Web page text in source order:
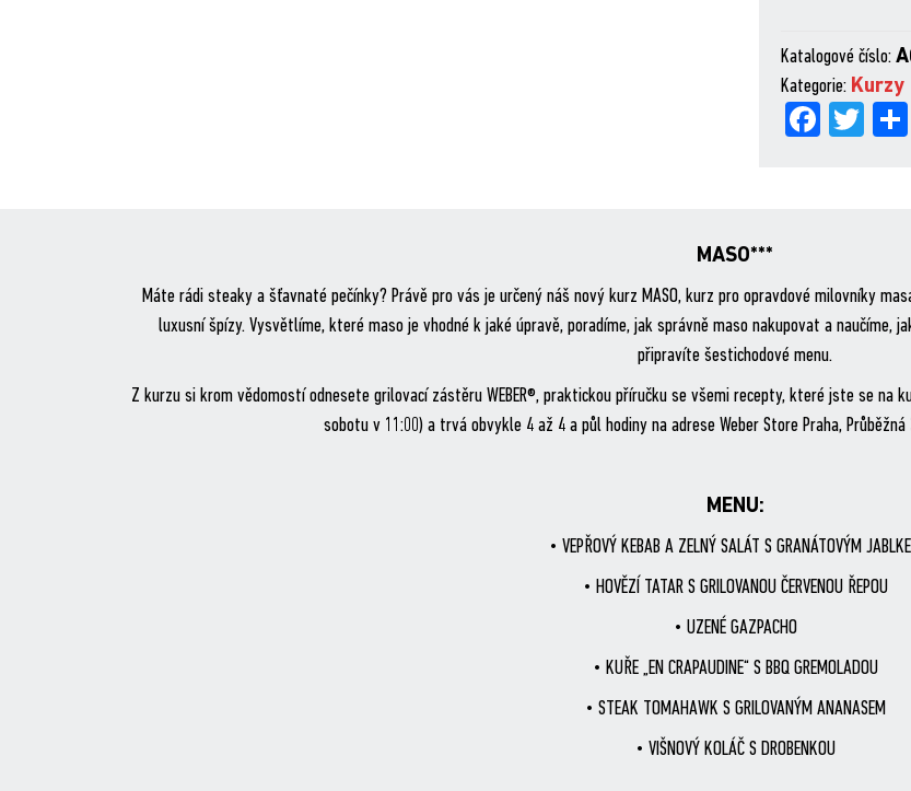
hodnocení
zákazníků
Katalogové číslo:
Kategorie: Kurzy
Fa
Tw
MASO***
Máte rádi steaky a šťavnaté pečínky? Právě pro vás je určený náš nový kurz MASO, kurz pro opravdové milovníky
luxusní špízy. Vysvětlíme, které maso je vhodné k jaké úpravě, poradíme, jak správně maso nakupovat a
připravíte šestichodové menu.
Z kurzu si krom vědomostí odnesete grilovací zástěru WEBER®, praktickou příručku se všemi recepty, které jste se na
sobotu v 11:00) a trvá obvykle 4 až 4 a půl hodiny na adrese Weber Store Praha, Průběžná
MENU:
• VEPŘOVÝ KEBAB A ZELNÝ SALÁT S GRANÁTOVÝM
• HOVĚZÍ TATAR S GRILOVANOU ČERVENOU ŘEPOU
• UZENÉ GAZPACHO
• KUŘE „EN CRAPAUDINE“ S BBQ GREMOLADOU
• STEAK TOMAHAWK S GRILOVANÝM ANANASEM
• VIŠNOVÝ KOLÁČ S DROBENKOU